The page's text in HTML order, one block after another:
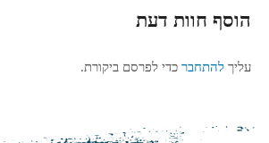
הוסף חוות דעת
עליך להתחברכדי לפרסם ביקורת.